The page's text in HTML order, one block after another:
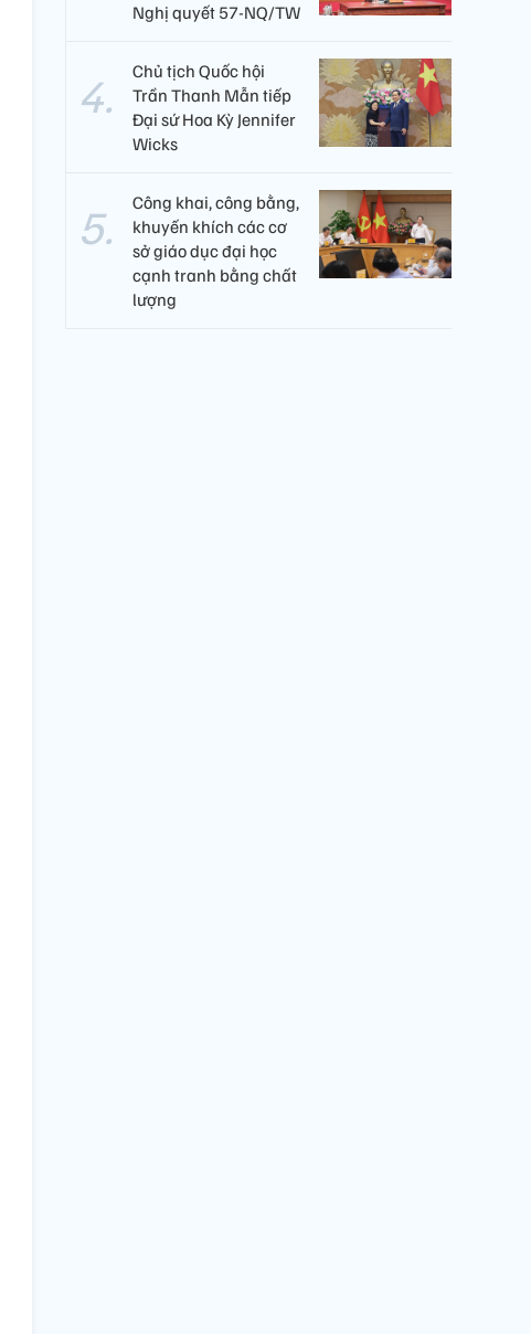
Nghị quyết 57-NQ/TW
Chủ tịch Quốc hội
Trần Thanh Mẫn tiếp
Đại sứ Hoa Kỳ Jennifer
Wicks
Công khai, công bằng,
khuyến khích các cơ
sở giáo dục đại học
cạnh tranh bằng chất
lượng​